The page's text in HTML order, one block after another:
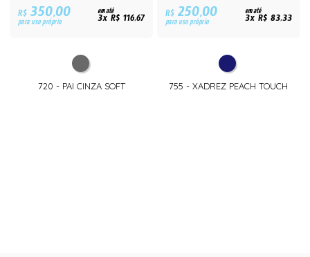
R$350,00
para uso próprio
em até
3x R$ 116,67
720 - PAI CINZA SOFT
R$250,00
para uso próprio
em até
3x R$ 83,33
755 - XADREZ PEACH TOUCH